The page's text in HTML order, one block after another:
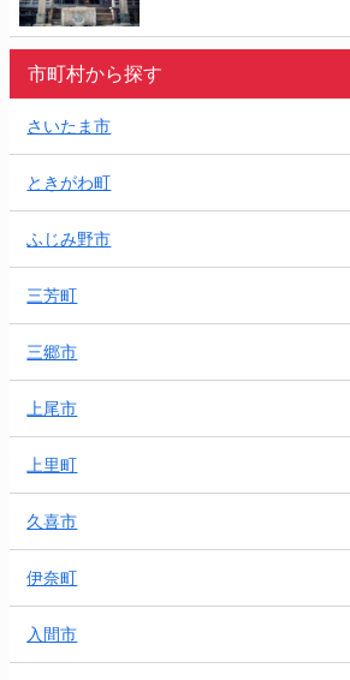
市町村から探す
さいたま市
ときがわ町
ふじみ野市
三芳町
三郷市
上尾市
上里町
久喜市
伊奈町
入間市